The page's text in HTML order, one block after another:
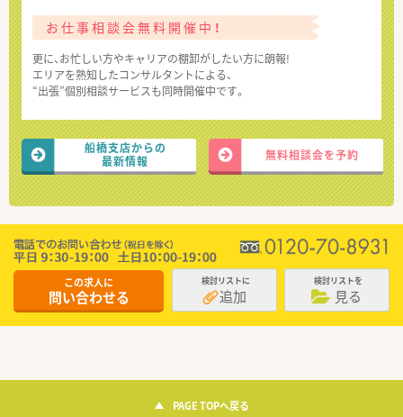
お仕事相談会無料開催中！
更に、お忙しい方やキャリアの棚卸がしたい方に朗報!
エリアを熟知したコンサルタントによる、
“出張”個別相談サービスも同時開催中です。
船橋支店からの
最新情報
無料相談会を予約
この求人に
問い合わせる
検討リストに
追加
検討リストを
見る
PAGE TOPへ戻る